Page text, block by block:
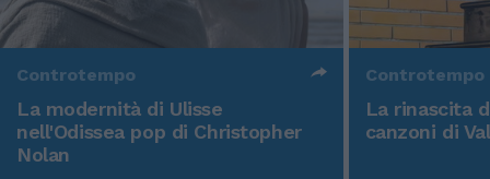
Controtempo
La modernità di Ulisse
nell'Odissea pop di Christopher
Nolan
Controtempo
La rinascita
canzoni di